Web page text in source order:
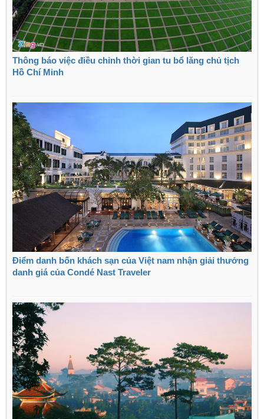
Thông báo việc điều chỉnh thời gian tu bổ lăng chủ tịch
Hồ Chí Minh
Điểm danh bốn khách sạn của Việt nam nhận giải thưởng
danh giá của Condé Nast Traveler